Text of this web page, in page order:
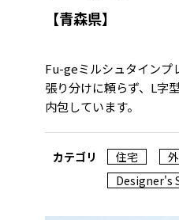
【青森県】
Fu-geミルシュタインプ
張り分けに頼らず、L字
内包しています。
カテゴリ 住宅
Designer's